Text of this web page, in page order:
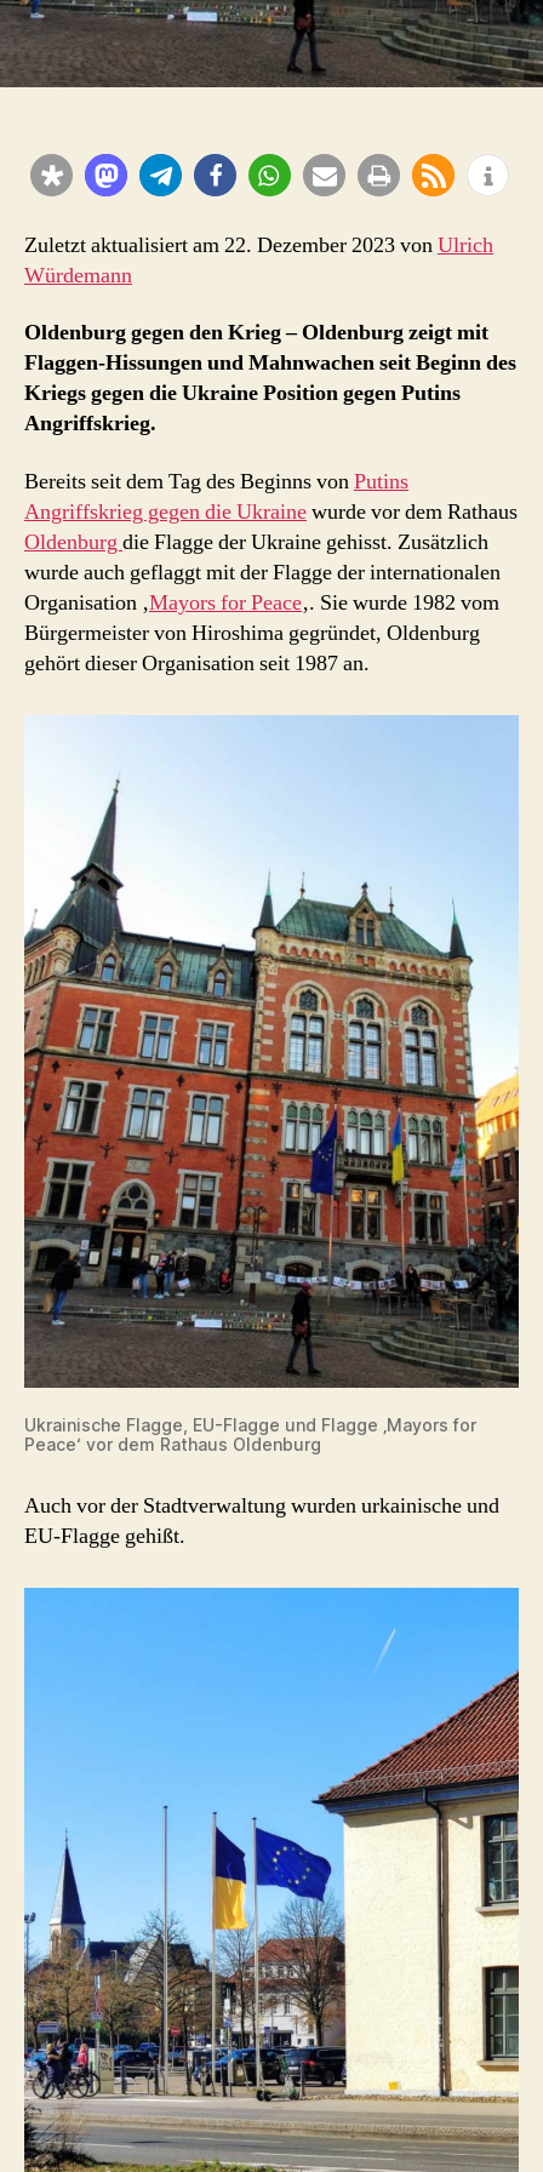
Zuletzt aktualisiert am 22. Dezember 2023 vonUlrich
Würdemann
Oldenburg gegen den Krieg – Oldenburg zeigt mit
Flaggen-Hissungen und Mahnwachen seit Beginn des
Kriegs gegen die Ukraine Position gegen Putins
Angriffskrieg.
Bereits seit dem Tag des Beginns vonPutins
Angriffskrieg gegen die Ukrainewurde vor dem Rathaus
Oldenburg die Flagge der Ukraine gehisst. Zusätzlich
wurde auch geflaggt mit der Flagge der internationalen
Organisation ‚Mayors for Peace‚. Sie wurde 1982 vom
Bürgermeister von Hiroshima gegründet, Oldenburg
gehört dieser Organisation seit 1987 an.
Ukrainische Flagge, EU-Flagge und Flagge ‚Mayors for
Peace‘ vor dem Rathaus Oldenburg
Auch vor der Stadtverwaltung wurden urkainische und
EU-Flagge gehißt.